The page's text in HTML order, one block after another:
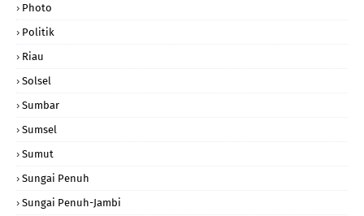
Photo
Politik
Riau
Solsel
Sumbar
Sumsel
Sumut
Sungai Penuh
Sungai Penuh-Jambi